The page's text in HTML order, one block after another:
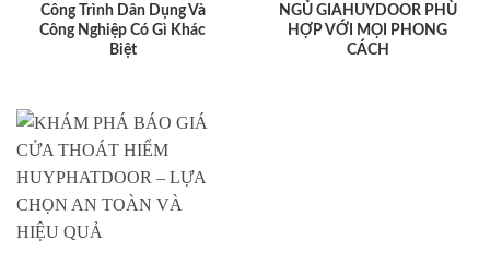
Công Trình Dân Dụng Và
Công Nghiệp Có Gì Khác
Biệt
NGỦ GIAHUYDOOR PHÙ
HỢP VỚI MỌI PHONG
CÁCH